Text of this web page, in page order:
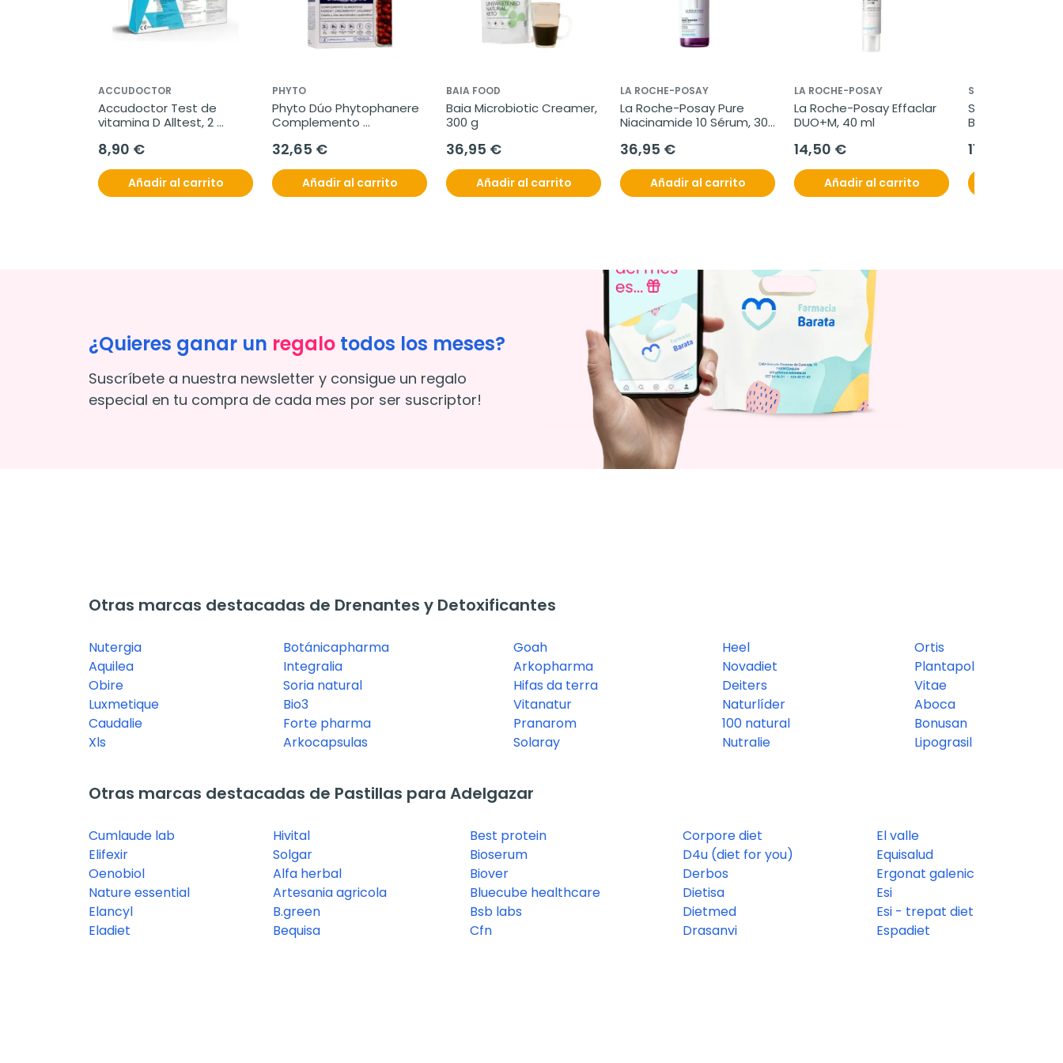
ACCUDOCTOR
Accudoctor Test de
vitamina D Alltest, 2
8,90 €
Añadir al carrito
PHYTO
Phyto Dúo Phytophanere
Complemento
cápsulas
32,65 €
Añadir al carrito
BAIA FOOD
Baia Microbiotic Creamer,
300 g
36,95 €
Añadir al carrito
LA ROCHE-POSAY
La Roche-Posay Pure
Niacinamide 10 Sérum, 30
36,95 €
Añadir al carrito
LA ROCHE-POSAY
La Roche-Posay Effaclar
DUO+M, 40 ml
14,50 €
Añadir al carrito
SUAVINEX
Suavinex Zero
Biberón
Color Fair, 120 ml
11,95 €
¿Quieres ganar un regalo todos los meses?
Suscríbete a nuestra newsletter y consigue un regalo
especial en tu compra de cada mes por ser suscriptor!
Otras marcas destacadas de Drenantes y Detoxificantes
Nutergia
Aquilea
Obire
Luxmetique
Caudalie
Xls
Botánicapharma
Integralia
Soria natural
Bio3
Forte pharma
Arkocapsulas
Goah
Arkopharma
Hifas da terra
Vitanatur
Pranarom
Solaray
Heel
Novadiet
Deiters
Naturlíder
100 natural
Nutralie
Ortis
Plantapol
Vitae
Aboca
Bonusan
Lipograsil
Otras marcas destacadas de Pastillas para Adelgazar
Cumlaude lab
Elifexir
Oenobiol
Nature essential
Elancyl
Eladiet
Hivital
Solgar
Alfa herbal
Artesania agricola
B.green
Bequisa
Best protein
Bioserum
Biover
Bluecube healthcare
Bsb labs
Cfn
Corpore diet
D4u (diet for you)
Derbos
Dietisa
Dietmed
Drasanvi
El valle
Equisalud
Ergonat galenic
Esi
Esi - trepat diet
Espadiet